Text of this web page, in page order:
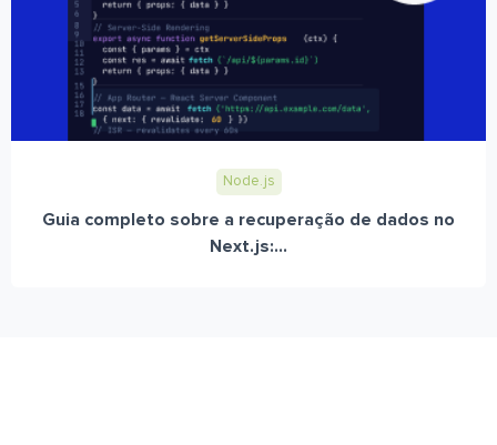
Node.js
Guia completo sobre a recuperação de dados no
Next.js:...